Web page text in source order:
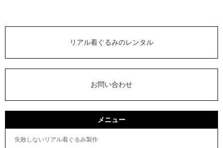
リアル着ぐるみのレンタル
お問い合わせ
メニュー
失敗しないリアル着ぐるみ製作